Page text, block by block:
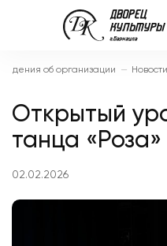
об организации — Новости
Открытый
танца «Роза»
02.02.2026